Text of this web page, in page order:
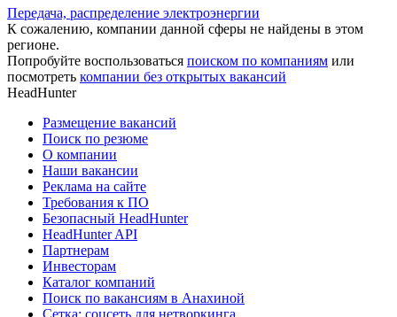
Передача, распределение электроэнергии
К сожалению, компании данной сферы не найдены в этом
регионе.
Попробуйте воспользоваться поиском по компаниям или
посмотреть компании без открытых вакансий
HeadHunter
Размещение вакансий
Поиск по резюме
О компании
Наши вакансии
Реклама на сайте
Требования к ПО
Безопасный HeadHunter
HeadHunter API
Партнерам
Инвесторам
Каталог компаний
Поиск по вакансиям в Анахиной
Сетка: соцсеть для нетворкинга